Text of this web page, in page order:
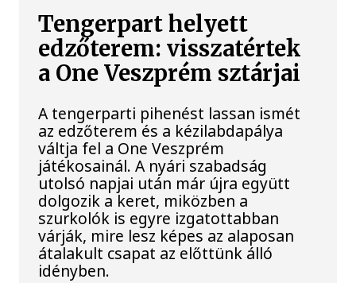
Tengerpart helyett
edzőterem: visszatértek
a One Veszprém sztárjai
A tengerparti pihenést lassan ismét
az edzőterem és a kézilabdapálya
váltja fel a One Veszprém
játékosainál. A nyári szabadság
utolsó napjai után már újra együtt
dolgozik a keret, miközben a
szurkolók is egyre izgatottabban
várják, mire lesz képes az alaposan
átalakult csapat az előttünk álló
idényben.